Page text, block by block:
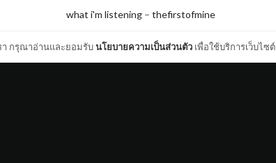
า กรุณาอ่านและยอมรับนโยบายความเป็นส่วนตัว เพื่อใช้บริการเว็บไซต์
what i'm listening – thefirstofmine